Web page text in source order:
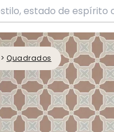
estado de espírito ou
> Quadrados